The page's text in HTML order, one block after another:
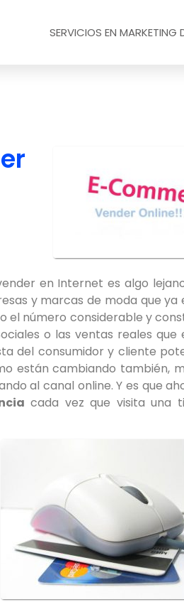
SERVICIOS EN MARKETING
en Internet es algo
y marcas de moda que ya
el número considerable y
o las ventas reales que
del consumidor y cliente
están cambiando también,
al canal online. Y es que
cada vez que visita una